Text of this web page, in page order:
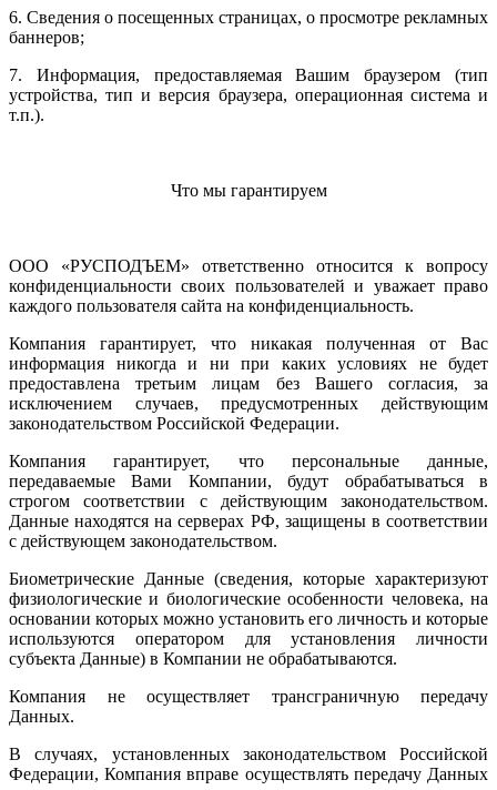
6. Сведения о посещенных страницах, о просмотре рекламных
баннеров;
7. Информация, предоставляемая Вашим браузером (тип
устройства, тип и версия браузера, операционная система и
т.п.).
Что мы гарантируем
ООО «РУСПОДЪЕМ» ответственно относится к вопросу
конфиденциальности своих пользователей и уважает право
каждого пользователя сайта на конфиденциальность.
Компания гарантирует, что никакая полученная от Вас
информация никогда и ни при каких условиях не будет
предоставлена третьим лицам без Вашего согласия, за
исключением случаев, предусмотренных действующим
законодательством Российской Федерации.
Компания гарантирует, что персональные данные,
передаваемые Вами Компании, будут обрабатываться в
строгом соответствии с действующим законодательством.
Данные находятся на серверах РФ, защищены в соответствии
с действующем законодательством.
Биометрические Данные (сведения, которые характеризуют
физиологические и биологические особенности человека, на
основании которых можно установить его личность и которые
используются оператором для установления личности
субъекта Данные) в Компании не обрабатываются.
Компания не осуществляет трансграничную передачу
Данных.
В случаях, установленных законодательством Российской
Федерации, Компания вправе осуществлять передачу Данных